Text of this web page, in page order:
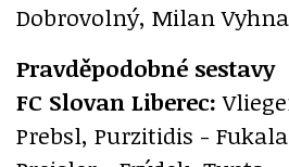
Dobrovolný, Milan
Pravděpodobné sestavy
FC Slovan Liberec:
Prebsl, Purzitidis -